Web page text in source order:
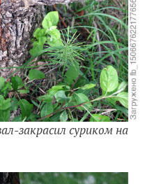
закрасил суриком на